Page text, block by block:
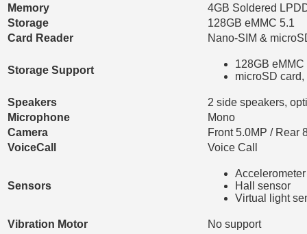
Memory
4GB Soldered
Storage
128GB eMMC 5.1
Card Reader
Nano-SIM &
Storage Support
128GB
microSD
Speakers
2 side speakers,
Microphone
Mono
Camera
Front 5.0MP / Rear
VoiceCall
Voice Call
Sensors
Hall sensor
Virtual light
Vibration Motor
No support